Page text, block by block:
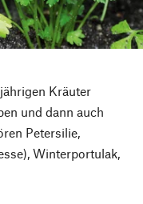
Kräuter
und dann auch
Petersilie,
Winterportulak,